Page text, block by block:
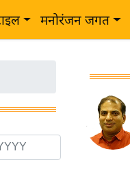
मनोरंजन जगत